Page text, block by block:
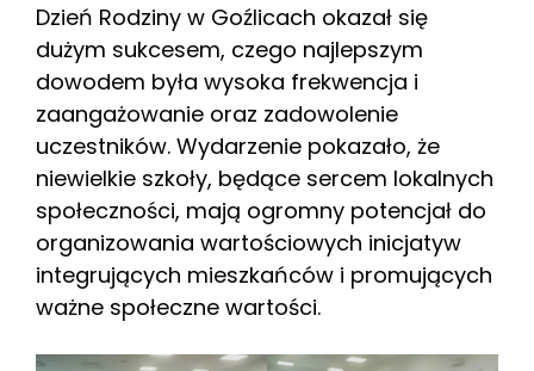
Dzień Rodziny w Goźlicach okazał się
dużym sukcesem, czego najlepszym
dowodem była wysoka frekwencja i
zaangażowanie oraz zadowolenie
uczestników. Wydarzenie pokazało, że
niewielkie szkoły, będące sercem lokalnych
społeczności, mają ogromny potencjał do
organizowania wartościowych inicjatyw
integrujących mieszkańców i promujących
ważne społeczne wartości.